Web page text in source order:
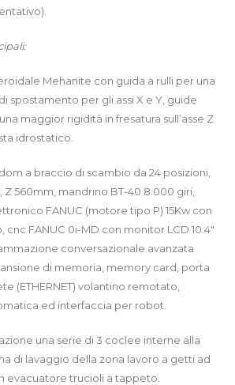
Mehanite con guida a rulli per una
spostamento per gli assi X e Y, guide
maggior rigidità in fresatura sull’asse Z
idrostatico.
a braccio di scambio da 24 posizioni,
Z 560mm, mandrino BT-40 8.000 giri,
FANUC (motore tipo P) 15Kw con
FANUC 0i-MD con monitor LCD 10.4″
conversazionale avanzata
di memoria, memory card, porta
(ETHERNET) volantino remotato,
ed interfaccia per robot.
una serie di 3 coclee interne alla
di lavaggio della zona lavoro a getti ad
evacuatore trucioli a tappeto.